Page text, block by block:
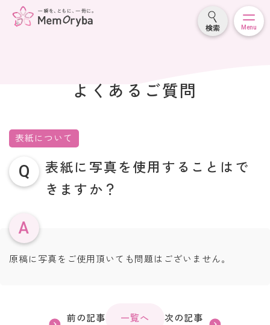
検索 Menu
よくあるご質問
表紙について
Q
表紙に写真を使用することはで
きますか？
A
原稿に写真をご使用頂いても問題はございません。
前の記事 一覧へ 次の記事